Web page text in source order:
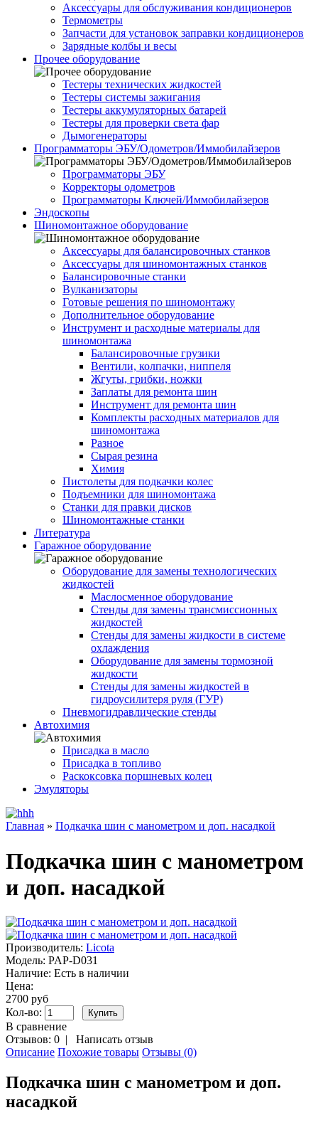
Аксессуары для обслуживания кондиционеров
Термометры
Запчасти для установок заправки кондиционеров
Зарядные колбы и весы
Прочее оборудование
Тестеры технических жидкостей
Тестеры системы зажигания
Тестеры аккумуляторных батарей
Тестеры для проверки света фар
Дымогенераторы
Программаторы ЭБУ/Одометров/Иммобилайзеров
Программаторы ЭБУ
Корректоры одометров
Программаторы Ключей/Иммобилайзеров
Эндоскопы
Шиномонтажное оборудование
Аксессуары для балансировочных станков
Аксессуары для шиномонтажных станков
Балансировочные станки
Вулканизаторы
Готовые решения по шиномонтажу
Дополнительное оборудование
Инструмент и расходные материалы для
шиномонтажа
Балансировочные грузики
Вентили, колпачки, ниппеля
Жгуты, грибки, ножки
Заплаты для ремонта шин
Инструмент для ремонта шин
Комплекты расходных материалов для
шиномонтажа
Разное
Сырая резина
Химия
Пистолеты для подкачки колес
Подъемники для шиномонтажа
Станки для правки дисков
Шиномонтажные станки
Литература
Гаражное оборудование
Оборудование для замены технологических
жидкостей
Маслосменное оборудование
Стенды для замены трансмиссионных
жидкостей
Стенды для замены жидкости в системе
охлаждения
Оборудование для замены тормозной
жидкости
Стенды для замены жидкостей в
гидроусилитеря руля (ГУР)
Пневмогидравлические стенды
Автохимия
Присадка в масло
Присадка в топливо
Раскоксовка поршневых колец
Эмуляторы
Главная » Подкачка шин с манометром и доп. насадкой
Подкачка шин с манометром
и доп. насадкой
Производитель: Licota
Модель: PAP-D031
Наличие: Есть в наличии
Цена:
2700 руб
Кол-во:
В сравнение
Отзывов: 0 | Написать отзыв
Описание Похожие товары Отзывы (0)
Подкачка шин с манометром и доп.
насадкой